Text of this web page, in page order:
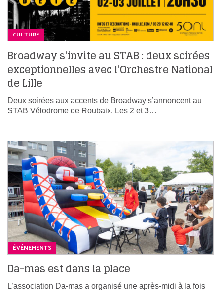
CULTURE
Broadway s’invite au STAB : deux soirées
exceptionnelles avec l’Orchestre National
de Lille
Deux soirées aux accents de Broadway s’annoncent au
STAB Vélodrome de Roubaix. Les 2 et 3…
ÉVÉNEMENTS
Da-mas est dans la place
L’association Da-mas a organisé une après-midi à la fois